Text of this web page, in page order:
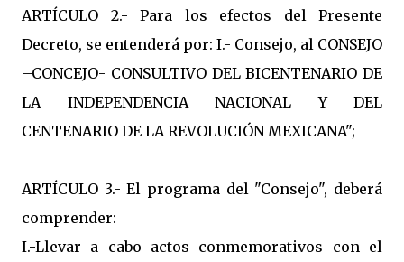
ARTÍCULO 2.- Para los efectos del Presente
Decreto, se entenderá por: I.- Consejo, al CONSEJO
–CONCEJO- CONSULTIVO DEL BICENTENARIO DE
LA INDEPENDENCIA NACIONAL Y DEL
CENTENARIO DE LA REVOLUCIÓN MEXICANA";
ARTÍCULO 3.- El programa del "Consejo", deberá
comprender:
I.-Llevar a cabo actos conmemorativos con el